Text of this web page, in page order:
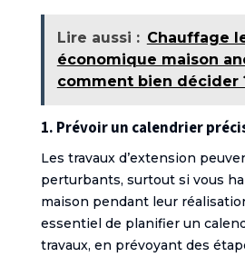
Lire aussi : Chauffage
économique maison
comment bien décider
1. Prévoir un calendrier
Les travaux d’extension
perturbants, surtout si vous
maison pendant leur
essentiel de planifier un
travaux, en prévoyant des